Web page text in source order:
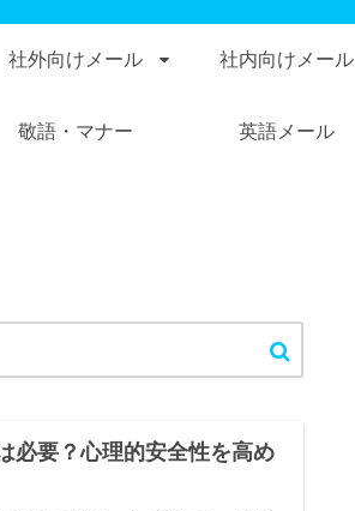
社外向けメール 社内向けメール
敬語・マナー 英語メール
必要？心理的安全性を高め